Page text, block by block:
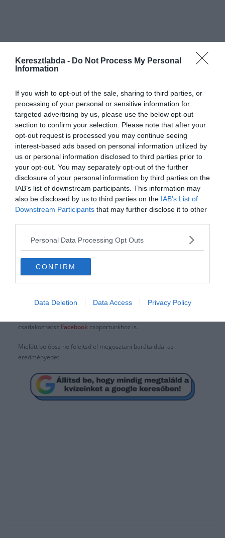
Keresztlabda - Do Not Process My Personal
Information
If you wish to opt-out of the sale, sharing to third parties, or
processing of your personal or sensitive information for
targeted advertising by us, please use the below opt-out
section to confirm your selection. Please note that after your
opt-out request is processed you may continue seeing
interest-based ads based on personal information utilized by
us or personal information disclosed to third parties prior to
your opt-out. You may separately opt-out of the further
disclosure of your personal information by third parties on the
IAB’s list of downstream participants. This information may
also be disclosed by us to third parties on the IAB’s List of
Downstream Participants that may further disclose it to other
Personal Data Processing Opt Outs
CONFIRM
Data Deletion Data Access Privacy Policy
0%
Darwin-díj
Darwin, a természetes
kiválasztódásról szóló elméletének,
megkérdőjelezhetetelen cáfolatáért
kapott díj.
Valamilyen különösen buta
módszerrel élért (vagy nem elért)
cél, amely a díjazott életébe, vagy a
nemzőképességébe került.
A természetes kiválasztódásról szóló
tudomány kutatásáért kapott
érdem.
csatlakozhatsz Facebook csoportunkhoz is.
Mielőtt belépsz ne felejtsd el megosztani barátaiddal az
eredményedet.